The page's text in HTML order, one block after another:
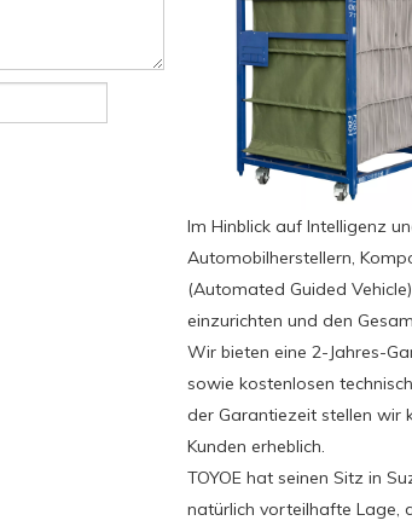
Im Hinblick auf Intelligenz
Automobilherstellern,
(Automated Guided
einzurichten und den
Wir bieten eine 2-Jahres-
sowie kostenlosen
der Garantiezeit stellen wir
Kunden erheblich.
TOYOE hat seinen Sitz in
natürlich vorteilhafte Lage,